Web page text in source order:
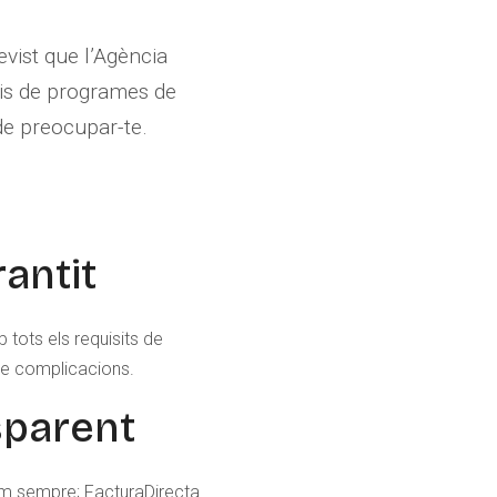
que l’Agència
de programes de
preocupar-te.
tots els requisits de
complicacions.
sempre; FacturaDirecta